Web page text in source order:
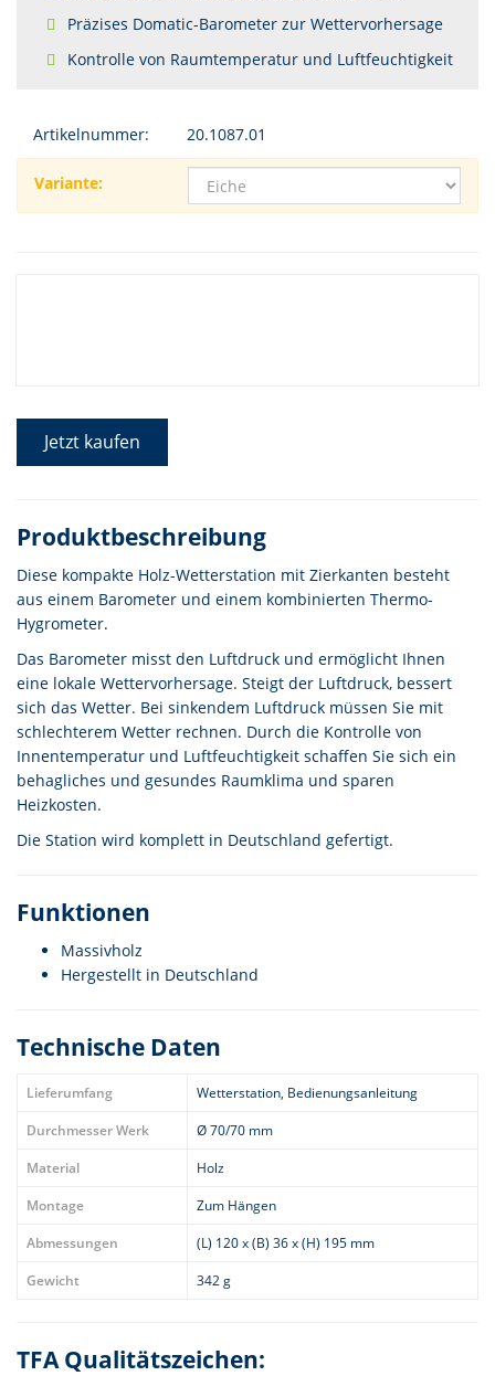
Präzises Domatic-Barometer zur Wettervorhersage
Kontrolle von Raumtemperatur und Luftfeuchtigkeit
Artikelnummer: 20.1087.01
Variante:
Jetzt kaufen
Produktbeschreibung
Diese kompakte Holz-Wetterstation mit Zierkanten besteht
aus einem Barometer und einem kombinierten Thermo-
Hygrometer.
Das Barometer misst den Luftdruck und ermöglicht Ihnen
eine lokale Wettervorhersage. Steigt der Luftdruck, bessert
sich das Wetter. Bei sinkendem Luftdruck müssen Sie mit
schlechterem Wetter rechnen. Durch die Kontrolle von
Innentemperatur und Luftfeuchtigkeit schaffen Sie sich ein
behagliches und gesundes Raumklima und sparen
Heizkosten.
Die Station wird komplett in Deutschland gefertigt.
Funktionen
Massivholz
Hergestellt in Deutschland
Technische Daten
Lieferumfang
Wetterstation, Bedienungsanleitung
Durchmesser Werk
Ø 70/70 mm
Material
Holz
Montage
Zum Hängen
Abmessungen
(L) 120 x (B) 36 x (H) 195 mm
Gewicht
342 g
TFA Qualitätszeichen: